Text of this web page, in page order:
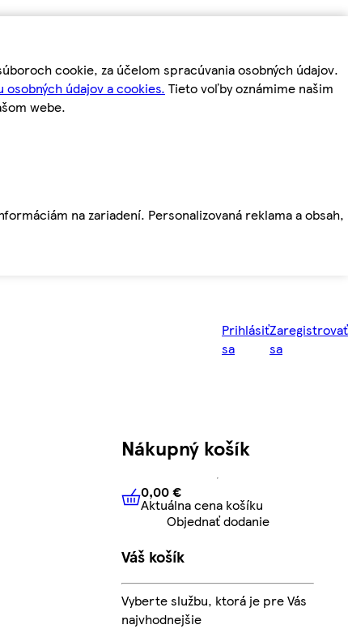
cookie, za účelom spracúvania osobných údajov.
údajov a cookies. Tieto voľby oznámime našim
webe.
na zariadení. Personalizovaná reklama a obsah,
Prihlásiť
sa
Zaregistrovať
sa
Nákupný košík
0,00 € Aktuálna cena košíku
0,00 €
Aktuálna cena košíku
Objednať dodanie
Váš košík
Vyberte službu, ktorá je pre Vás
najvhodnejšie